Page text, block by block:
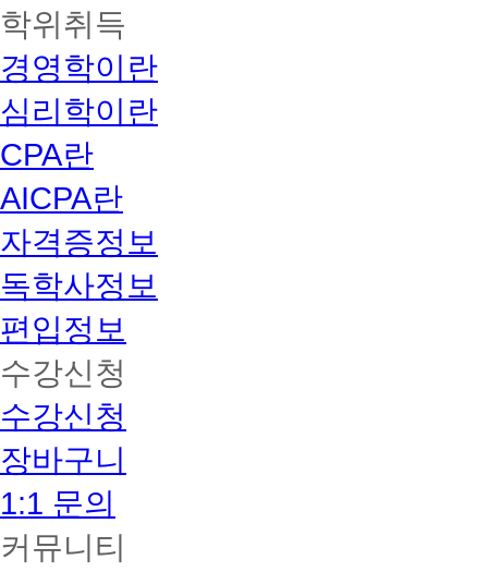
학위취득
경영학이란
심리학이란
CPA란
AICPA란
자격증정보
독학사정보
편입정보
수강신청
수강신청
장바구니
1:1 문의
커뮤니티